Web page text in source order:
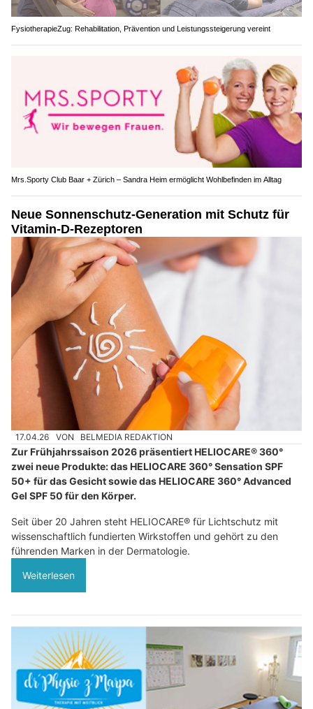
FysiotherapieZug: Rehabilitation, Prävention und Leistungssteigerung vereint
Mrs.Sporty Club Baar + Zürich – Sandra Heim ermöglicht Wohlbefinden im Alltag
Neue Sonnenschutz-Generation mit Schutz für
Vitamin-D-Rezeptoren
17.04.26 VON BELMEDIA REDAKTION
Zur Frühjahrssaison 2026 präsentiert HELIOCARE® 360°
zwei neue Produkte: das HELIOCARE 360° Sensation SPF
50+ für das Gesicht sowie das HELIOCARE 360° Advanced
Gel SPF 50 für den Körper.
Seit über 20 Jahren steht HELIOCARE® für Lichtschutz mit
wissenschaftlich fundierten Wirkstoffen und gehört zu den
führenden Marken in der Dermatologie.
Weiterlesen